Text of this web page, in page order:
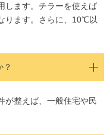
します。チラーを使えば
ります。さらに、10℃以
？
が整えば、一般住宅や民